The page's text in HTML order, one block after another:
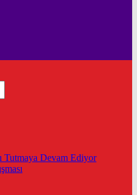
Tutmaya Devam Ediyor